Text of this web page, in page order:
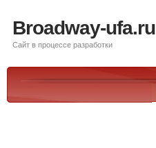
Broadway-ufa.ru
Сайт в процессе разработки